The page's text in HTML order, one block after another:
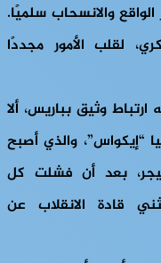
الواقع والانسحاب سلميًا.
لقلب الأمور مجددًا
وثيق بباريس، ألا
“إيكواس”، والذي أصبح
بعد أن فشلت كل
قادة الانقلاب عن